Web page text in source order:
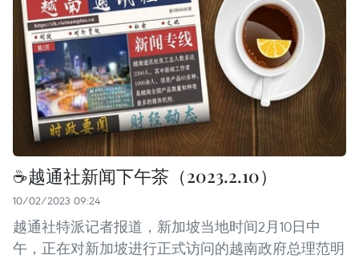
☕️越通社新闻下午茶（2023.2.10）
10/02/2023 09:24
越通社特派记者报道，新加坡当地时间2月10日中
午，正在对新加坡进行正式访问的越南政府总理范明